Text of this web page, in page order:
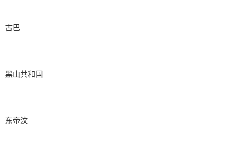
古巴
黑山共和国
东帝汶